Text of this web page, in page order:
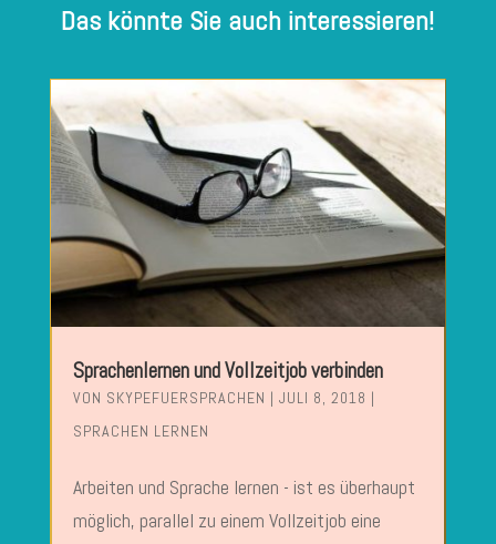
Das könnte Sie auch interessieren!
Sprachenlernen und Vollzeitjob verbinden
VON SKYPEFUERSPRACHEN | JULI 8, 2018 |
SPRACHEN LERNEN
Arbeiten und Sprache lernen - ist es überhaupt
möglich, parallel zu einem Vollzeitjob eine